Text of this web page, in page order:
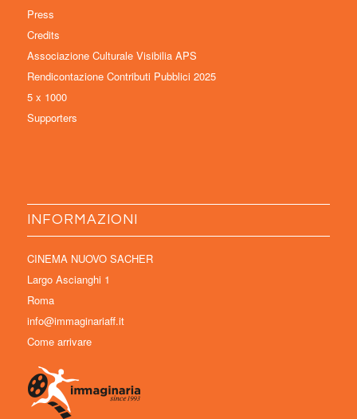
Press
Credits
Associazione Culturale Visibilia APS
Rendicontazione Contributi Pubblici 2025
5 x 1000
Supporters
INFORMAZIONI
CINEMA NUOVO SACHER
Largo Ascianghi 1
Roma
info@immaginariaff.it
Come arrivare